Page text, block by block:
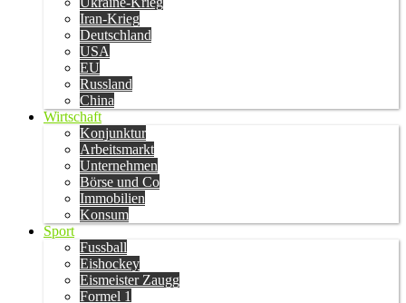
Iran-Krieg
Deutschland
USA
EU
Russland
China
Wirtschaft
Konjunktur
Arbeitsmarkt
Unternehmen
Börse und Co
Immobilien
Konsum
Sport
Fussball
Eishockey
Eismeister Zaugg
Formel 1